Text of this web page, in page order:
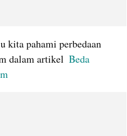
kita pahami perbedaan
dalam artikel Beda